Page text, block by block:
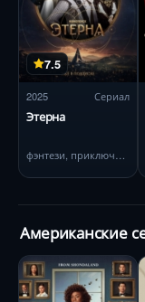
7.5
2025 Сериал
Этерна
Американские